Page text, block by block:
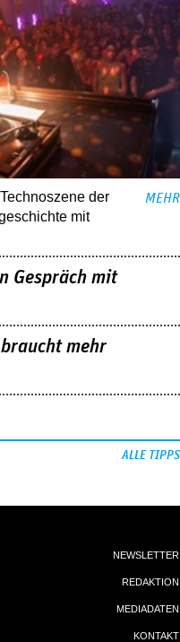
der
mit
MEHR
Gespräch mit
mehr
ALLE TIPPS
NEWSLETTER
REDAKTION
MEDIADATEN
KONTAKT